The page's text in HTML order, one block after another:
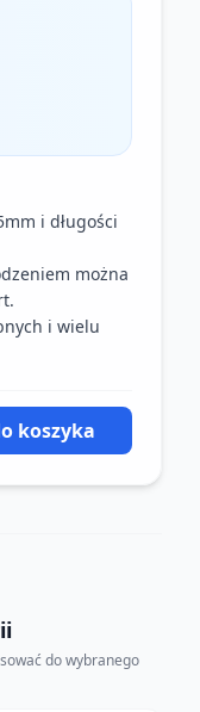
i długości
można
i wielu
koszyka
do wybranego